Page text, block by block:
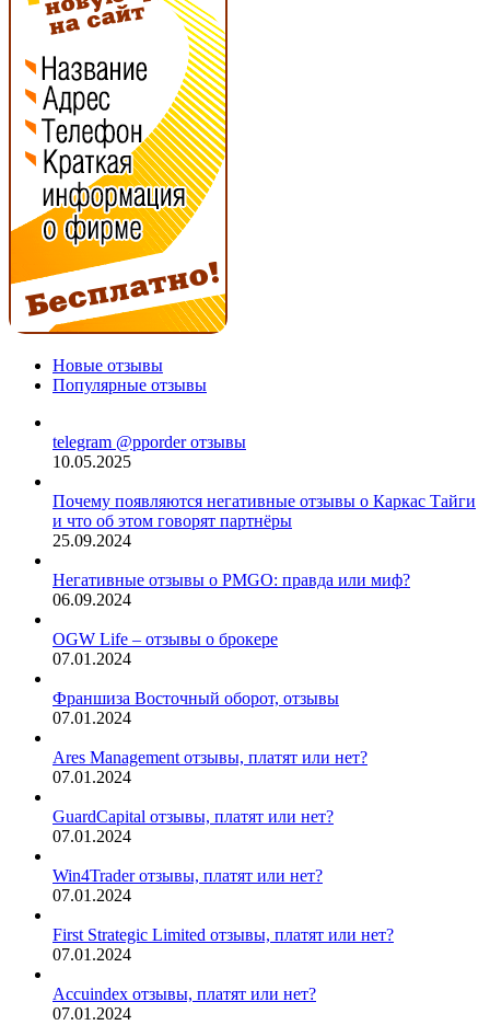
Новые отзывы
Популярные отзывы
telegram @pporder отзывы
10.05.2025
Почему появляются негативные отзывы о Каркас Тайги
и что об этом говорят партнёры
25.09.2024
Негативные отзывы о PMGO: правда или миф?
06.09.2024
OGW Life – отзывы о брокере
07.01.2024
Франшиза Восточный оборот, отзывы
07.01.2024
Ares Management отзывы, платят или нет?
07.01.2024
GuardCapital отзывы, платят или нет?
07.01.2024
Win4Trader отзывы, платят или нет?
07.01.2024
First Strategic Limited отзывы, платят или нет?
07.01.2024
Accuindex отзывы, платят или нет?
07.01.2024